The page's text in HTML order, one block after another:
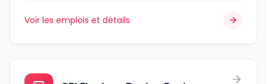
Voir les emplois et détails